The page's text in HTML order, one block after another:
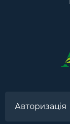
Авторизація